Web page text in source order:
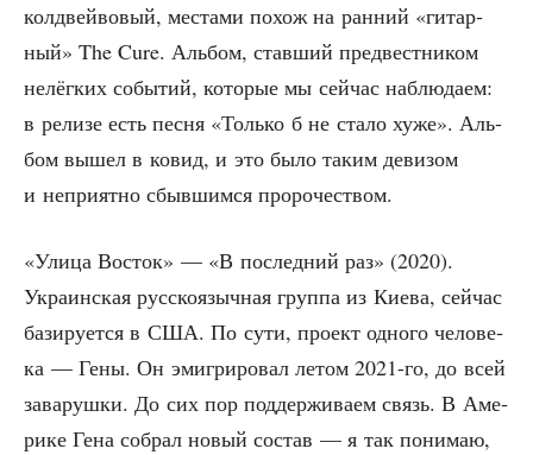
кол­двей­во­вый, места­ми похож на ран­ний «гитар­
ный» The Cure. Аль­бом, став­ший пред­вест­ни­ком
нелёг­ких собы­тий, кото­рые мы сей­час наблю­да­ем:
в рели­зе есть пес­ня «Толь­ко б не ста­ло хуже». Аль­
бом вышел в ковид, и это было таким деви­зом
и непри­ят­но сбыв­шим­ся пророчеством.
«Ули­ца Восток» — «В послед­ний раз» (2020).
Укра­ин­ская рус­ско­языч­ная груп­па из Кие­ва, сей­час
бази­ру­ет­ся в США. По сути, про­ект одно­го чело­ве­
ка — Гены. Он эми­гри­ро­вал летом 2021-го, до всей
зава­руш­ки. До сих пор под­дер­жи­ва­ем связь. В Аме­
ри­ке Гена собрал новый состав — я так пони­маю,